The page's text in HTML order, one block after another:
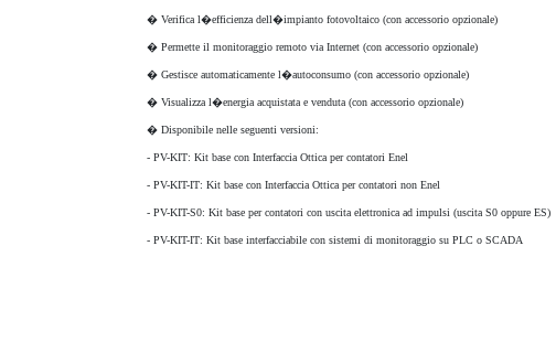
� Verifica l�efficienza dell�impianto fotovoltaico (con accessorio opzionale)
� Permette il monitoraggio remoto via Internet (con accessorio opzionale)
� Gestisce automaticamente l�autoconsumo (con accessorio opzionale)
� Visualizza l�energia acquistata e venduta (con accessorio opzionale)
� Disponibile nelle seguenti versioni:
- PV-KIT: Kit base con Interfaccia Ottica per contatori Enel
- PV-KIT-IT: Kit base con Interfaccia Ottica per contatori non Enel
- PV-KIT-S0: Kit base per contatori con uscita elettronica ad impulsi (uscita S0 oppure ES)
- PV-KIT-IT: Kit base interfacciabile con sistemi di monitoraggio su PLC o SCADA